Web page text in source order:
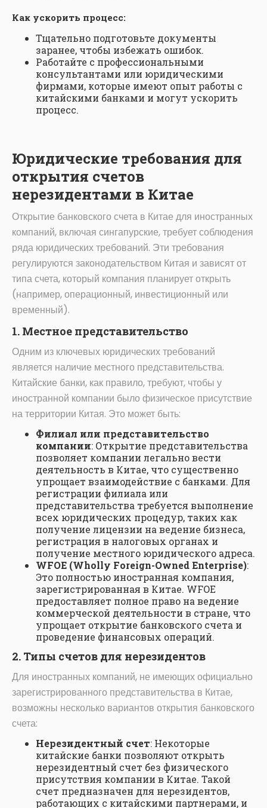
Как ускорить процесс:
Тщательно подготовьте документы
заранее, чтобы избежать ошибок.
Работайте с профессиональными
консультантами или юридическими
фирмами, которые имеют опыт работы с
китайскими банками и могут ускорить
процесс.
Юридические требования для
открытия счетов
нерезидентами в Китае
Открытие банковского счета в Китае для иностранных
компаний, включая сингапурские, требует соблюдения
ряда юридических требований. Эти требования
регулируются законодательством Китая и зависят от
типа счета, который компания планирует открыть
(например, операционный, инвестиционный или
временный).
1. Местное представительство
Одним из ключевых юридических требований
является наличие местного представительства.
Китайские банки, как правило, требуют, чтобы у
иностранной компании было физическое присутствие
на территории Китая. Это может быть:
Филиал или представительство
компании: Открытие представительства
позволяет компании легально вести
деятельность в Китае, что существенно
упрощает взаимодействие с банками. Для
регистрации филиала или
представительства требуется выполнение
всех юридических процедур, таких как
получение лицензии на ведение бизнеса,
регистрация в налоговых органах и
получение местного юридического адреса.
WFOE (Wholly Foreign-Owned Enterprise):
Это полностью иностранная компания,
зарегистрированная в Китае. WFOE
предоставляет полное право на ведение
коммерческой деятельности в стране, что
упрощает открытие банковского счета и
проведение финансовых операций.
2. Типы счетов для нерезидентов
Для иностранных компаний, не имеющих официально
зарегистрированного представительства в Китае,
возможны несколько вариантов открытия банковского
счета:
Нерезидентный счет: Некоторые
китайские банки позволяют открыть
нерезидентный счет без физического
присутствия компании в Китае. Такой
счет предназначен для нерезидентов,
работающих с китайскими партнерами, и